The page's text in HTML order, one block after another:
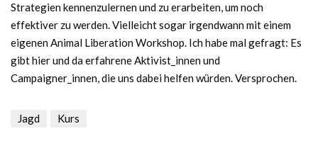
Strategien kennenzulernen und zu erarbeiten, um noch
effektiver zu werden. Vielleicht sogar irgendwann mit einem
eigenen Animal Liberation Workshop. Ich habe mal gefragt: Es
gibt hier und da erfahrene Aktivist_innen und
Campaigner_innen, die uns dabei helfen würden. Versprochen.
Jagd Kurs